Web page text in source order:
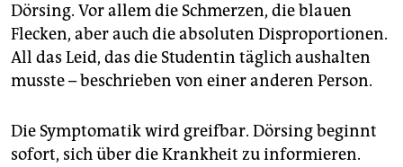
Dörsing. Vor allem die Schmerzen, die blauen
Flecken, aber auch die absoluten Disproportionen.
All das Leid, das die Studentin täglich aushalten
musste – beschrieben von einer anderen Person.
Die Symptomatik wird greifbar. Dörsing beginnt
sofort, sich über die Krankheit zu informieren.